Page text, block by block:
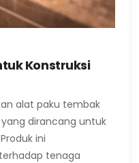
Konstruksi
alat paku tembak
dirancang untuk
ini
tenaga